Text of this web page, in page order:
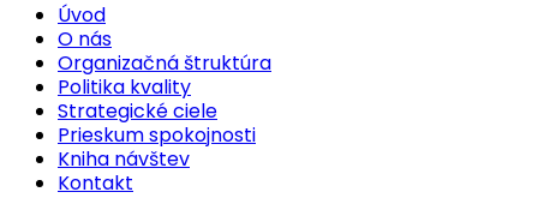
Úvod
O nás
Organizačná štruktúra
Politika kvality
Strategické ciele
Prieskum spokojnosti
Kniha návštev
Kontakt